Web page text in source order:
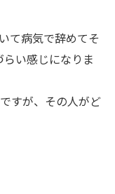
て病気で辞めてそ
い感じになりま
すが、その人がど